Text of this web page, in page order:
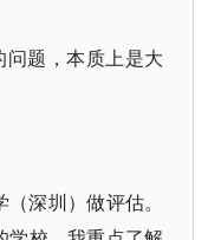
问题，本质上是大
深圳）做评估。